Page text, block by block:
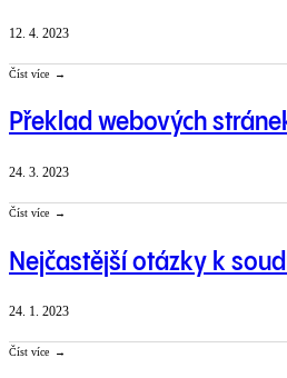
12. 4. 2023
Číst více
Překlad webových
24. 3. 2023
Číst více
Nejčastější otázky k
24. 1. 2023
Číst více